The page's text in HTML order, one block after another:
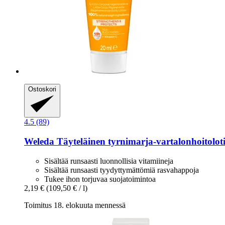
Ostoskori
4.5 (89)
Weleda Täyteläinen tyrnimarja-​
Sisältää runsaasti luonnollisia vitamiineja
Sisältää runsaasti tyydyttymättömiä rasvahappoja
Tukee ihon torjuvaa suojatoimintoa
2,19 € (109,50 € / l)
Toimitus 18. elokuuta mennessä